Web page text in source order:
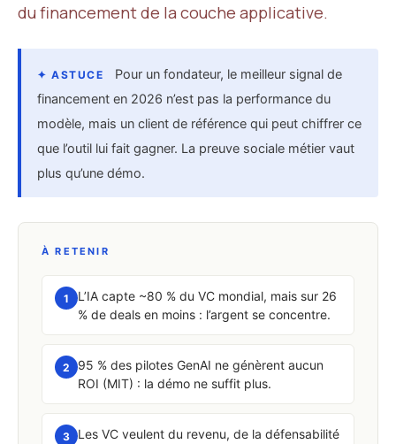
du financement de la couche applicative.
✦ ASTUCE
Pour un fondateur, le meilleur signal de
financement en 2026 n’est pas la performance du
modèle, mais un client de référence qui peut chiffrer ce
que l’outil lui fait gagner. La preuve sociale métier vaut
plus qu’une démo.
À RETENIR
1
L’IA capte ~80 % du VC mondial, mais sur 26
% de deals en moins : l’argent se concentre.
2
95 % des pilotes GenAI ne génèrent aucun
ROI (MIT) : la démo ne suffit plus.
3
Les VC veulent du revenu, de la défensabilité